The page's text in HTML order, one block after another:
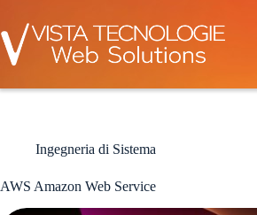
contenuto
Ingegneria di Sistema
AWS Amazon Web Service